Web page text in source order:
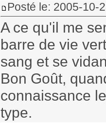
Posté le: 2005-10-
A ce qu'il me
barre de vie
sang et se
Bon Goût,
connaissance
type.